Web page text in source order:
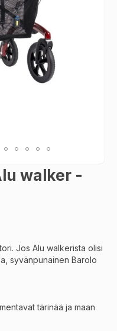
walker -
Jos Alu walkerista olisi
syvänpunainen Barolo
tärinää ja maan